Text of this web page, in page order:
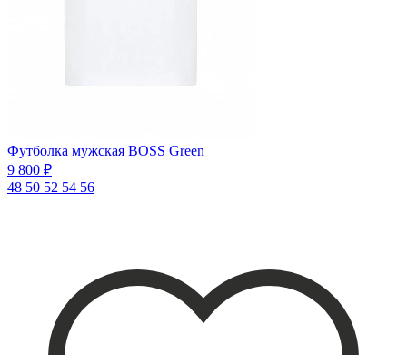
Футболка мужская BOSS Green
9 800 ₽
48 50 52 54 56